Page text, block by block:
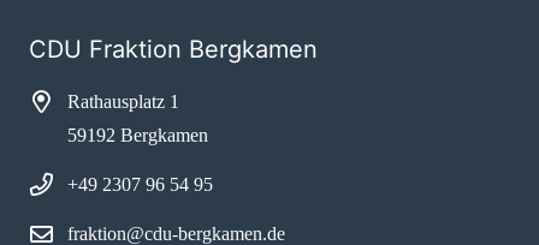
CDU Fraktion Bergkamen
Rathausplatz 1
59192 Bergkamen
+49 2307 96 54 95
fraktion@cdu-bergkamen.de